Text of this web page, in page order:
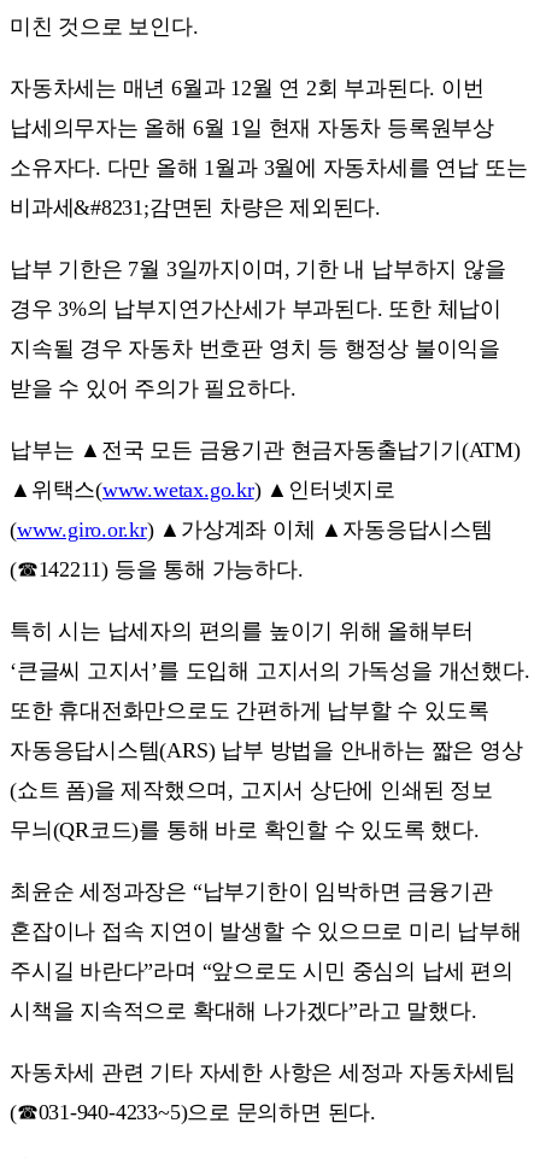
미친 것으로 보인다.
자동차세는 매년 6월과 12월 연 2회 부과된다. 이번
납세의무자는 올해 6월 1일 현재 자동차 등록원부상
소유자다. 다만 올해 1월과 3월에 자동차세를 연납 또는
비과세&#8231;감면된 차량은 제외된다.
납부 기한은 7월 3일까지이며, 기한 내 납부하지 않을
경우 3%의 납부지연가산세가 부과된다. 또한 체납이
지속될 경우 자동차 번호판 영치 등 행정상 불이익을
받을 수 있어 주의가 필요하다.
납부는 ▲전국 모든 금융기관 현금자동출납기기(ATM)
▲위택스(www.wetax.go.kr) ▲인터넷지로
(www.giro.or.kr) ▲가상계좌 이체 ▲자동응답시스템
(☎142211) 등을 통해 가능하다.
특히 시는 납세자의 편의를 높이기 위해 올해부터
‘큰글씨 고지서’를 도입해 고지서의 가독성을 개선했다.
또한 휴대전화만으로도 간편하게 납부할 수 있도록
자동응답시스템(ARS) 납부 방법을 안내하는 짧은 영상
(쇼트 폼)을 제작했으며, 고지서 상단에 인쇄된 정보
무늬(QR코드)를 통해 바로 확인할 수 있도록 했다.
최윤순 세정과장은 “납부기한이 임박하면 금융기관
혼잡이나 접속 지연이 발생할 수 있으므로 미리 납부해
주시길 바란다”라며 “앞으로도 시민 중심의 납세 편의
시책을 지속적으로 확대해 나가겠다”라고 말했다.
자동차세 관련 기타 자세한 사항은 세정과 자동차세팀
(☎031-940-4233~5)으로 문의하면 된다.